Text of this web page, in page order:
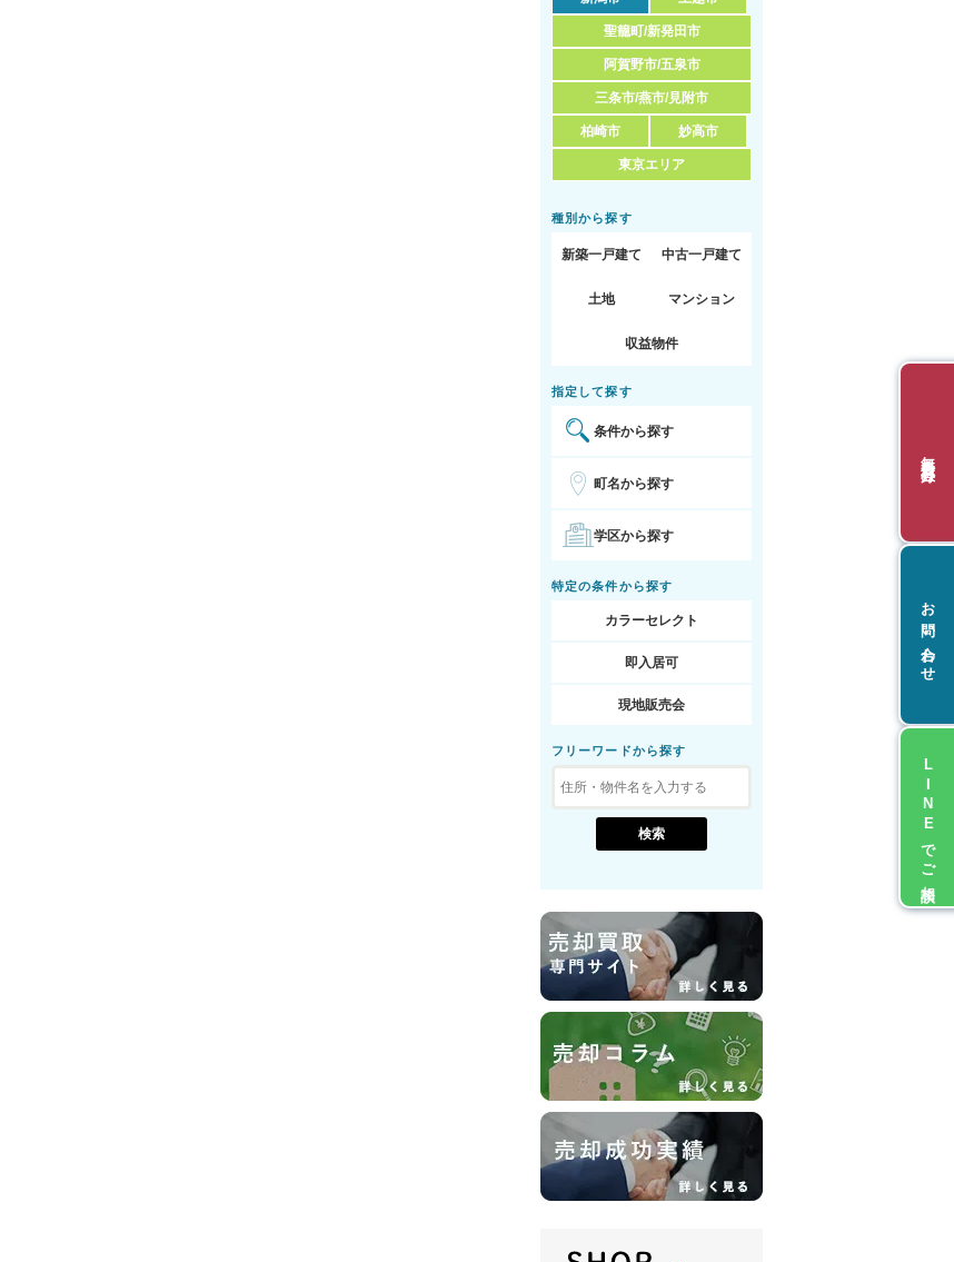
聖籠町/新発田市
阿賀野市/五泉市
三条市/燕市/見附市
柏崎市 妙高市
東京エリア
種別から探す
新築一戸建て 中古一戸建て
土地 マンション
収益物件
指定して探す
条件から探す
町名から探す
学区から探す
特定の条件から探す
カラーセレクト
即入居可
現地販売会
フリーワードから探す
お問い合わせ
LINEでご相談